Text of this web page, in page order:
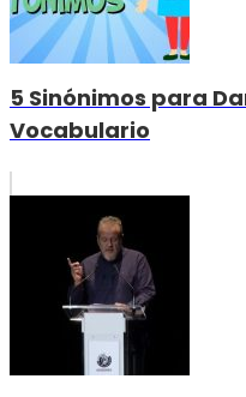
5 Sinónimos para
Vocabulario